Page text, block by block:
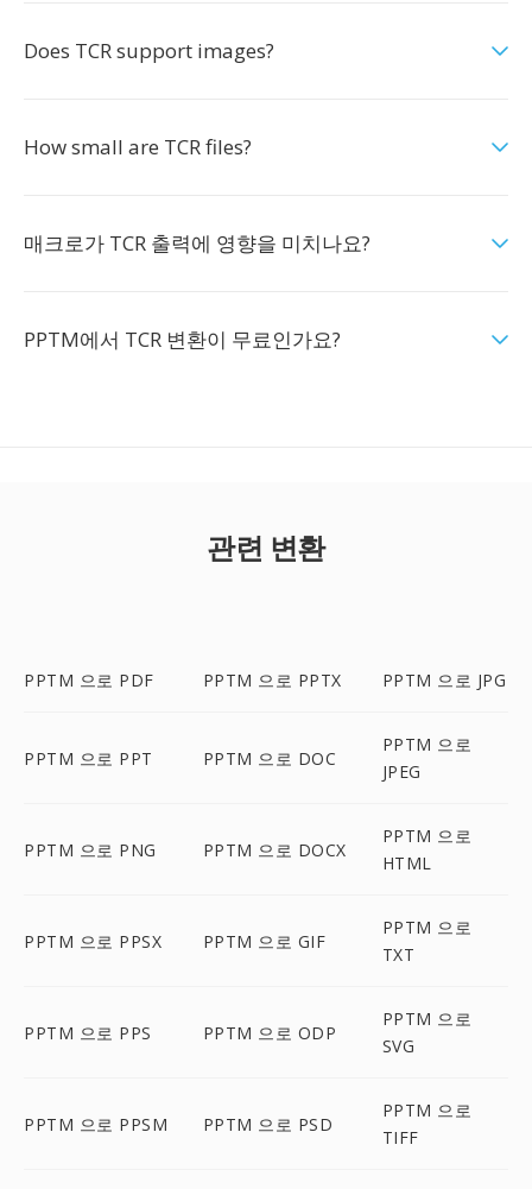
Does TCR support images?
How small are TCR files?
매크로가 TCR 출력에 영향을 미치나요?
PPTM에서 TCR 변환이 무료인가요?
관련 변환
PPTM 으로 PDF PPTM 으로 PPTX PPTM 으로 JPG
PPTM 으로 PPT PPTM 으로 DOC
PPTM 으로
JPEG
PPTM 으로 PNG PPTM 으로 DOCX
PPTM 으로
HTML
PPTM 으로 PPSX PPTM 으로 GIF
PPTM 으로
TXT
PPTM 으로 PPS PPTM 으로 ODP
PPTM 으로
SVG
PPTM 으로 PPSM PPTM 으로 PSD
PPTM 으로
TIFF